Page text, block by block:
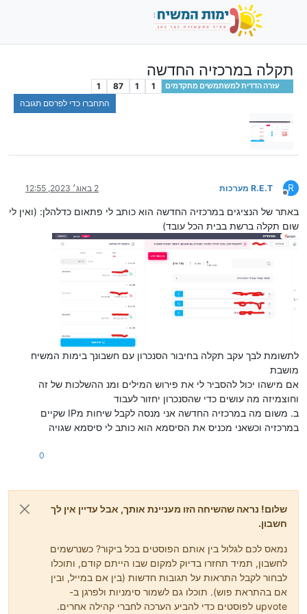
תקלה במרכזיה החדשה
עזרה הדדית למשתמשים מתקדמים 1
1
87
1
התחברו כדי לפרסם תגובה
R
מנותק
R.E.T מערכות 2 באוג׳ 2023, 12:55
באתר של הנציגים במרכזיה החדשה הוא כותב לי פתאום כדלהלן: (ואין לי
שום תקלה ברשת בבית הכל עובד)
לתשומת לבך עקב תקלה בחיבור הסנכרון עם חשבונך בימות המשיח
מושבת
אם מישהו יכול להסביר לי את פירוש המילים ומנ ההשלכות של זה
וחוצמיזה מה עושים כדי שהסנכרון יחזור לעבוד
ב. משום מה במרכזיה החדשה אני מנסה לקבל שיחות מIP שקיים
במרכזיה וכשאני מכניס את הסיסמא הוא כותב לי סיסמא שגויה
0
שלום! נראה שהשיחה הזו מעניינת אותך, אבל עדיין אין לך
חשבון.
נמאס לכם לגלול בין אותם הפוסטים בכל ביקור? כשנרשמים
לחשבון, תמיד תחזרו בדיוק למקום שבו הייתם קודם, ותוכלו
לבחור לקבל התראות על תגובות חדשות (בין אם במייל, ובין
אם בהתראת פוש). תוכלו גם לשמור סימניות ולפרגן ב-
upvote לפוסטים כדי להביע הערכה לחברי קהילה אחרים.